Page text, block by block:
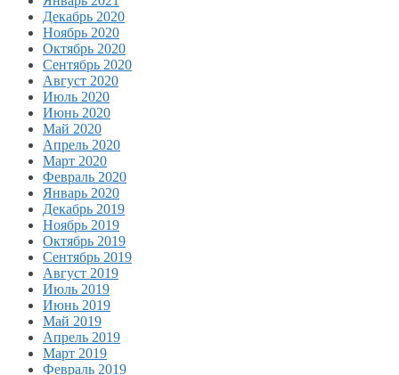
Декабрь 2020
Ноябрь 2020
Октябрь 2020
Сентябрь 2020
Август 2020
Июль 2020
Июнь 2020
Май 2020
Апрель 2020
Март 2020
Февраль 2020
Январь 2020
Декабрь 2019
Ноябрь 2019
Октябрь 2019
Сентябрь 2019
Август 2019
Июль 2019
Июнь 2019
Май 2019
Апрель 2019
Март 2019
Февраль 2019